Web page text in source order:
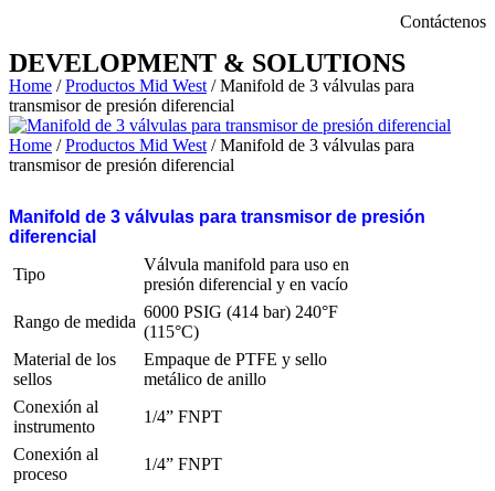
Contáctenos
DEVELOPMENT & SOLUTIONS
Home /Productos Mid West / Manifold de 3 válvulas para
transmisor de presión diferencial
Home /Productos Mid West / Manifold de 3 válvulas para
transmisor de presión diferencial
Manifold de 3 válvulas para transmisor de presión
diferencial
Tipo
Válvula manifold para uso en
presión diferencial y en vacío
Rango de medida
6000 PSIG (414 bar) 240°F
(115°C)
Material de los
sellos
Empaque de PTFE y sello
metálico de anillo
Conexión al
instrumento
1/4” FNPT
Conexión al
proceso
1/4” FNPT